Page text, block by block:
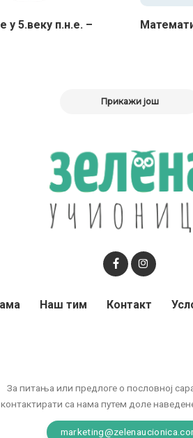
у 5.веку п.н.е. –
Прикажи још
За питања или предлоге о пословној
контактирати са нама путем доле
Наш тим Контакт